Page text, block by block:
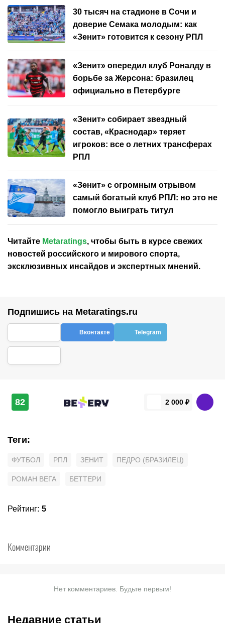
30 тысяч на стадионе в Сочи и
доверие Семака молодым: как
«Зенит» готовится к сезону РПЛ
«Зенит» опередил клуб Роналду в
борьбе за Жерсона: бразилец
официально в Петербурге
«Зенит» собирает звездный
состав, «Краснодар» теряет
игроков: все о летних трансферах
РПЛ
«Зенит» с огромным отрывом
самый богатый клуб РПЛ: но это не
помогло выиграть титул
Читайте Metaratings, чтобы быть в курсе свежих
новостей российского и мирового спорта,
эксклюзивных инсайдов и экспертных мнений.
Подпишись на Metaratings.ru
Вконтакте Telegram
82 2 000 ₽
Теги:
ФУТБОЛ РПЛ ЗЕНИТ ПЕДРО (БРАЗИЛЕЦ)
РОМАН ВЕГА БЕТТЕРИ
Рейтинг: 5
Комментарии
Нет комментариев. Будьте первым!
Недавние статьи